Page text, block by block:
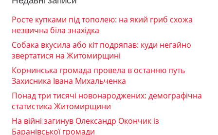
Росте купками під тополею: на який гриб схожа
незвична біла знахідка
Собака вкусила або кіт подряпав: куди негайно
звертатися на Житомирщині
Корнинська громада провела в останню путь
Захисника Івана Михальченка
Понад три тисячі новонароджених: демографічна
статистика Житомирщини
На війні загинув Олександр Окончик із
Баранівської громади